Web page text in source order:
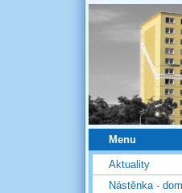
Menu
Aktuality
Nástěnka -